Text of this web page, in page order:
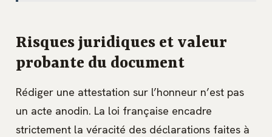
Risques juridiques et valeur
probante du document
Rédiger une attestation sur l’honneur n’est pas
un acte anodin. La loi française encadre
strictement la véracité des déclarations faites à